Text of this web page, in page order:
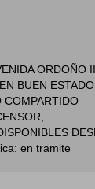
ORDOÑO II
BUEN
COMPARTIDO
en tramite